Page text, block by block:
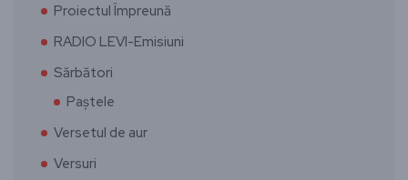
Proiectul Împreună
RADIO LEVI-Emisiuni
Sărbători
Paștele
Versetul de aur
Versuri